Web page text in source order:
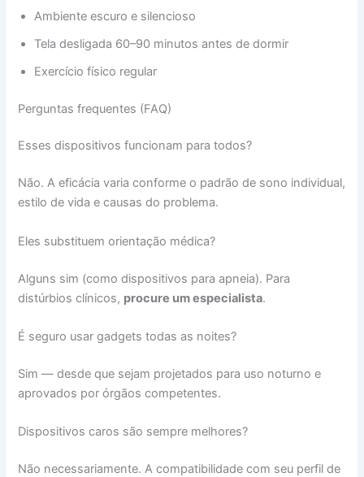
Ambiente escuro e silencioso
Tela desligada 60–90 minutos antes de dormir
Exercício físico regular
Perguntas frequentes (FAQ)
Esses dispositivos funcionam para todos?
Não. A eficácia varia conforme o padrão de sono individual,
estilo de vida e causas do problema.
Eles substituem orientação médica?
Alguns sim (como dispositivos para apneia). Para
distúrbios clínicos, procure um especialista.
É seguro usar gadgets todas as noites?
Sim — desde que sejam projetados para uso noturno e
aprovados por órgãos competentes.
Dispositivos caros são sempre melhores?
Não necessariamente. A compatibilidade com seu perfil de